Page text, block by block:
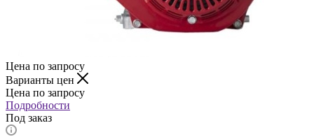
Цена по запросу
Варианты цен
Цена по запросу
Подробности
Под заказ